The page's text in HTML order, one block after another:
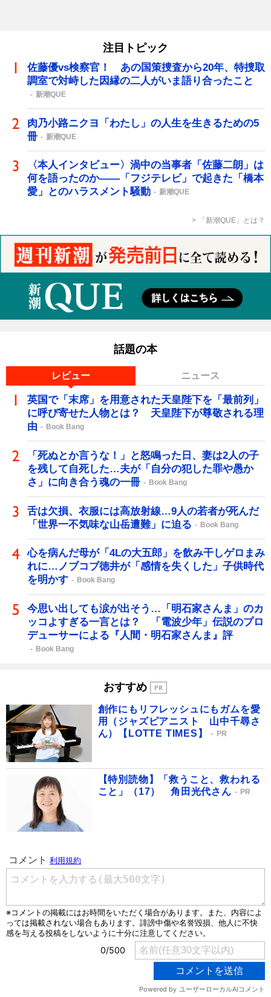
注目トピック
佐藤優vs検察官！ あの国策捜査から20年、特捜取
調室で対峙した因縁の二人がいま語り合ったこと
新潮QUE
肉乃小路ニクヨ「わたし」の人生を生きるための5
冊
新潮QUE
〈本人インタビュー〉渦中の当事者「佐藤二朗」は
何を語ったのか――「フジテレビ」で起きた「橋本
愛」とのハラスメント騒動
新潮QUE
「新潮QUE」とは？
話題の本
レビュー ニュース
英国で「末席」を用意された天皇陛下を「最前列」
に呼び寄せた人物とは？ 天皇陛下が尊敬される理
由
Book Bang
「死ぬとか言うな！」と怒鳴った日、妻は2人の子
を残して自死した…夫が「自分の犯した罪や愚か
さ」に向き合う魂の一冊
Book Bang
舌は欠損、衣服には高放射線…9人の若者が死んだ
「世界一不気味な山岳遭難」に迫る
Book Bang
心を病んだ母が「4Lの大五郎」を飲み干しゲロまみ
れに…ノブコブ徳井が「感情を失くした」子供時代
を明かす
Book Bang
今思い出しても涙が出そう…「明石家さんま」のカ
ッコよすぎる一言とは？ 「電波少年」伝説のプロ
デューサーによる『人間・明石家さんま』評
Book Bang
おすすめ
創作にもリフレッシュにもガムを愛
用（ジャズピアニスト 山中千尋さ
ん）【LOTTE TIMES】
PR
【特別読物】「救うこと、救われる
こと」（17） 角田光代さん
PR